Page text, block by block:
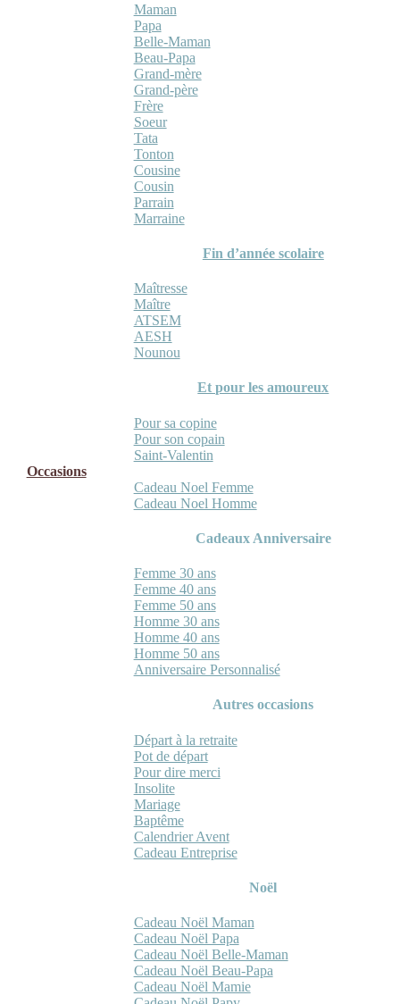
Maman
Papa
Belle-Maman
Beau-Papa
Grand-mère
Grand-père
Frère
Soeur
Tata
Tonton
Cousine
Cousin
Parrain
Marraine
Fin d’année scolaire
Maîtresse
Maître
ATSEM
AESH
Nounou
Et pour les amoureux
Pour sa copine
Pour son copain
Saint-Valentin
Occasions
Cadeau Noel Femme
Cadeau Noel Homme
Cadeaux Anniversaire
Femme 30 ans
Femme 40 ans
Femme 50 ans
Homme 30 ans
Homme 40 ans
Homme 50 ans
Anniversaire Personnalisé
Autres occasions
Départ à la retraite
Pot de départ
Pour dire merci
Insolite
Mariage
Baptême
Calendrier Avent
Cadeau Entreprise
Noël
Cadeau Noël Maman
Cadeau Noël Papa
Cadeau Noël Belle-Maman
Cadeau Noël Beau-Papa
Cadeau Noël Mamie